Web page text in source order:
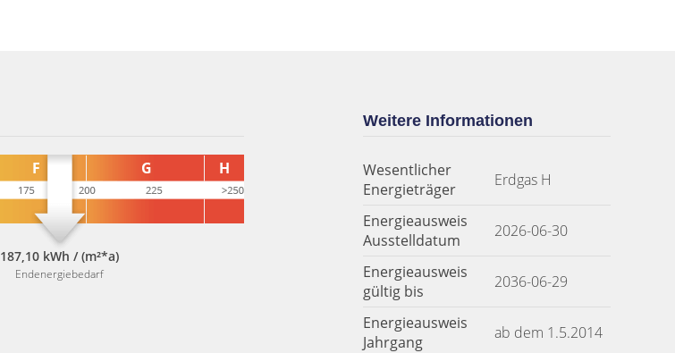
187,10 kWh / (m²*a)
Endenergiebedarf
Weitere Informationen
Wesentlicher
Energieträger
Erdgas H
Energieausweis
Ausstelldatum
2026-06-30
Energieausweis
gültig bis
2036-06-29
Energieausweis
Jahrgang
ab dem 1.5.2014